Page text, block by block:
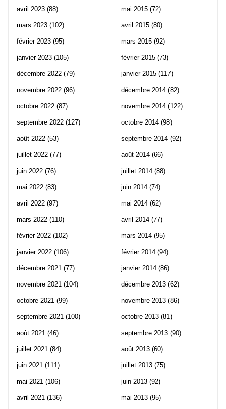
avril 2023 (88)
mars 2023 (102)
février 2023 (95)
janvier 2023 (105)
décembre 2022 (79)
novembre 2022 (96)
octobre 2022 (87)
septembre 2022 (127)
août 2022 (53)
juillet 2022 (77)
juin 2022 (76)
mai 2022 (83)
avril 2022 (97)
mars 2022 (110)
février 2022 (102)
janvier 2022 (106)
décembre 2021 (77)
novembre 2021 (104)
octobre 2021 (99)
septembre 2021 (100)
août 2021 (46)
juillet 2021 (84)
juin 2021 (111)
mai 2021 (106)
avril 2021 (136)
mai 2015 (72)
avril 2015 (80)
mars 2015 (92)
février 2015 (73)
janvier 2015 (117)
décembre 2014 (82)
novembre 2014 (122)
octobre 2014 (98)
septembre 2014 (92)
août 2014 (66)
juillet 2014 (88)
juin 2014 (74)
mai 2014 (62)
avril 2014 (77)
mars 2014 (95)
février 2014 (94)
janvier 2014 (86)
décembre 2013 (62)
novembre 2013 (86)
octobre 2013 (81)
septembre 2013 (90)
août 2013 (60)
juillet 2013 (75)
juin 2013 (92)
mai 2013 (95)